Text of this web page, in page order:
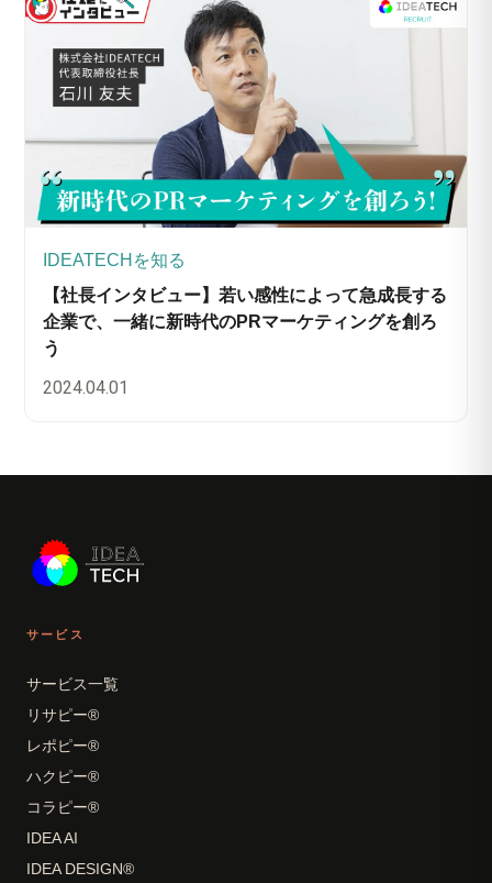
IDEATECHを知る
【社長インタビュー】若い感性によって急成長する
企業で、一緒に新時代のPRマーケティングを創ろ
う
2024.04.01
サービス
サービス一覧
リサピー®
レポピー®
ハクピー®
コラピー®
IDEA AI
IDEA DESIGN®